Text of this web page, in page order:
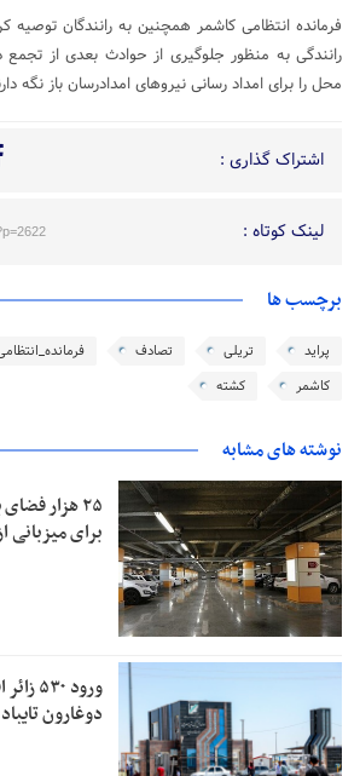
فرمانده انتظامی کاشمر همچنین به رانندگان
رانندگی به منظور جلوگیری از حوادث بعدی از
محل را برای امداد رسانی نیروهای امدادرسان باز نگه
اشتراک گذاری :
لینک کوتاه :
برچسب ها
پراید تریلی تصادف
کاشمر
کشته
نوشته های مشابه
۲۵ هزار
برای میزبانی
ورود
دوغارون تایباد